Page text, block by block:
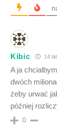
Kibic 14
A ja
dwóch
żeby urwać
później
0